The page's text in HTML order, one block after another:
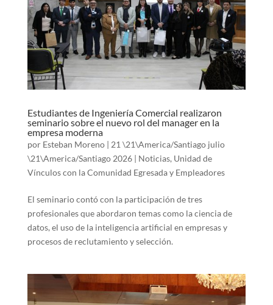
Estudiantes de Ingeniería Comercial realizaron
seminario sobre el nuevo rol del manager en la
empresa moderna
por Esteban Moreno| 21 \21\America/Santiago julio
\21\America/Santiago 2026| Noticias, Unidad de
Vínculos con la Comunidad Egresada y Empleadores
El seminario contó con la participación de tres
profesionales que abordaron temas como la ciencia de
datos, el uso de la inteligencia artificial en empresas y
procesos de reclutamiento y selección.